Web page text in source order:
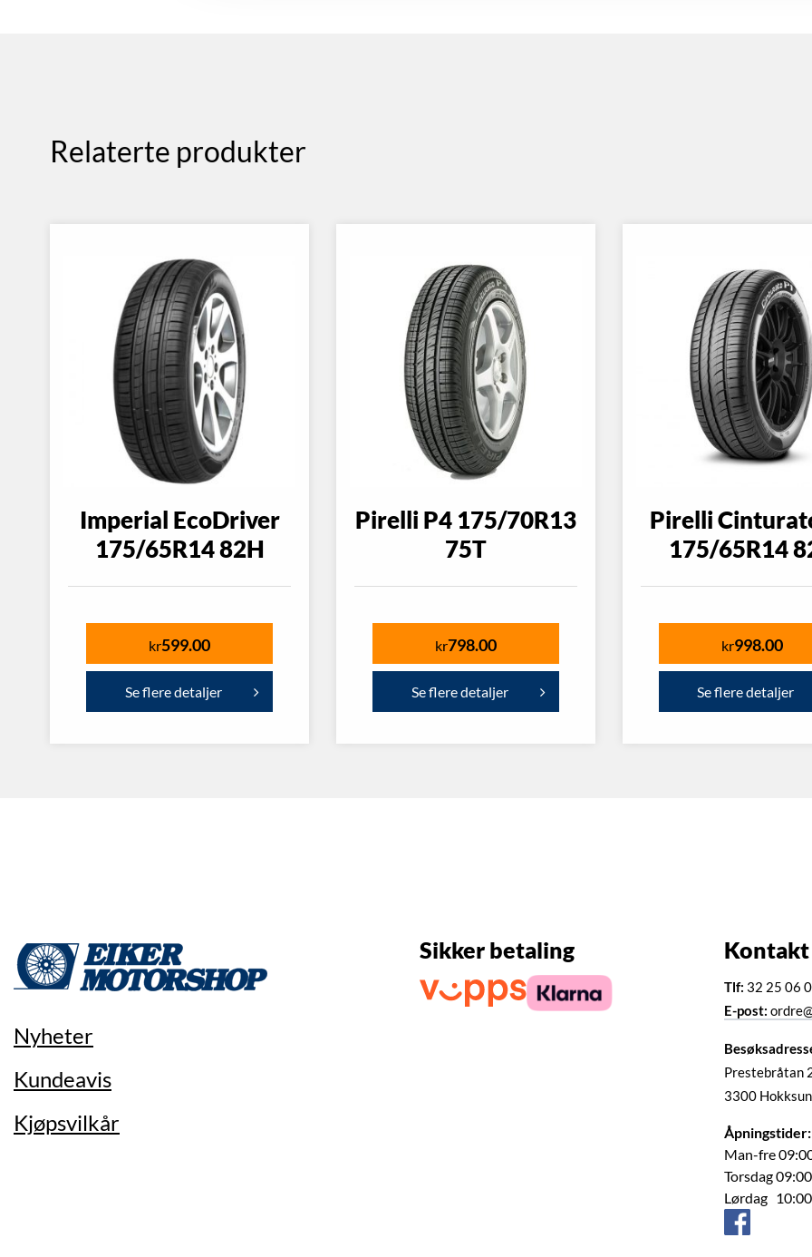
Relaterte produkter
Imperial EcoDriver
175/65R14 82H
kr599.00
Se flere detaljer
Pirelli P4 175/70R13
75T
kr798.00
Se flere detaljer
Pirelli
175/65R14
kr998.00
Se flere detaljer
Nyheter
Kundeavis
Kjøpsvilkår
Sikker betaling Kontakt
Tlf: 32 25 06
E-post:
Prestebråtan
3300
Åpningstider:
Man-fre
Torsdag
Lørdag